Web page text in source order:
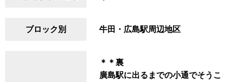
ブロック別 牛田・広島駅周辺地区
＊＊裏
廣島駅に出るまでの小通でそうこ